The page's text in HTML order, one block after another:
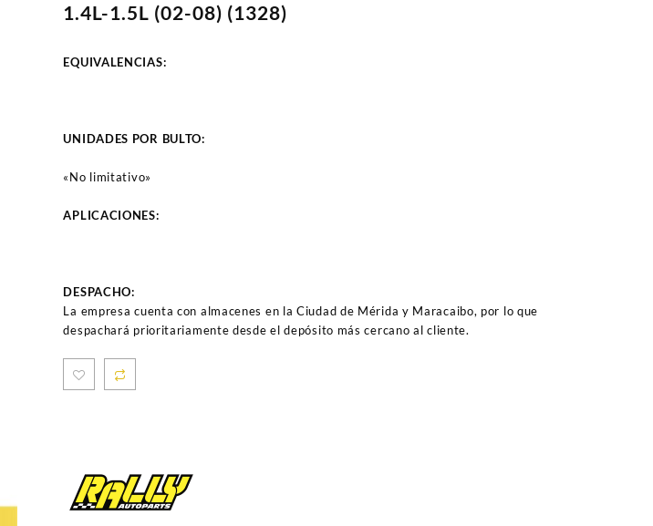
1.4L-1.5L (02-08) (1328)
EQUIVALENCIAS:
UNIDADES POR BULTO:
«No limitativo»
APLICACIONES:
DESPACHO:
La empresa cuenta con almacenes en la Ciudad de Mérida y Maracaibo, por lo que
despachará prioritariamente desde el depósito más cercano al cliente.